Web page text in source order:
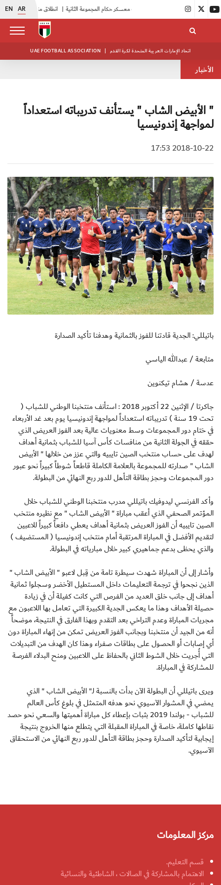
EN AR انطلاق منافسات بطولة النخبة لحرس الرئاسة |
UAE FOOTBALL ASSOCIATION | اتحاد الإمارات العربية المتحدة لكرة القدم
الأخبار
" الأبيض الشاب " يستأنف تدريباته استعداداً
لمواجهة إندونيسيا
2018-10-22 17:53
باتيللي: الجدية قادتنا للفوز بالثمانية وهدفنا تأكيد الصدارة
متابعة / عبدالله الياسي
عدسة / هشام تيكنوين
جاكرتا / الإثنين 22 أكتوبر 2018 : استأنف منتخبنا الوطني للشباب (
تحت 19 سنة ) تدريباته استعداداً لمواجهة إندونيسيا يوم بعد غد الأربعاء
في ختام دور المجموعات وسط معنويات عالية بعد الفوز العريض الذي
حققه في الجولة الثانية من منافسات كأس آسيا للشباب بثمانية أهداف
لهدف على حساب منتخب الصين تايبيه والتي عزز من خلالها " الأبيض
الشاب " صدارته للمجموعة بالعلامة الكاملة قاطعاً شوطاً كبيراً نحو عبور
دور المجموعات وحجز بطاقة التأهل للدور ربع النهائي من البطولة.
وأكد الفرنسي ليدوفيك باتيللي مدرب منتخبنا الوطني للشباب خلال
المؤتمر الصحفي الذي أعقب مباراة " الأبيض الشاب " مع نظيره منتخب
الصين تايبيه أن الفوز العريض بثمانية أهداف يعطي دافعاً كبيراً للاعبين
لتقديم الأفضل في المباراة المرتقبة أمام منتخب إندونيسيا ( المستضيف )
والذي يحظى بدعم جماهيري كبير خلال مبارياته في البطولة.
وأشار إلى أن المباراة شهدت سيطرة تامة من قِبل لاعبو " الأبيض الشاب "
الذين نجحوا في ترجمة التعليمات داخل المستطيل الأخضر وسجلوا ثمانية
أهداف إلى جانب خلق العديد من الفرص التي كانت كفيلة أن في زيادة
حصيلة الأهداف وهذا ما يعكس الجدية الكبيرة التي تعامل بها اللاعبون مع
مجريات المباراة وعدم التراخي بعد التقدم وبهذا الفارق في النتيجة، موضحاً
أنه من الجيد أن منتخبنا وبجانب الفوز العريض تمكن من إنهاء المباراة دون
أي إصابات أو الحصول على بطاقات صفراء وهذا كان الهدف من التبديلات
التي أُجريت خلال الشوط الثاني بالحفاظ على اللاعبين ومنح البدلاء الفرصة
للمشاركة في المباراة.
ويرى باتيللي أن البطولة الآن بدأت بالنسبة لـ" الأبيض الشاب " الذي
يمضي في المشوار الآسيوي نحو هدفه المتمثل في بلوغ كأس العالم
للشباب - بولندا 2019 بثبات بإعطاء كل مباراة أهميتها والسعي نحو حصد
نقاطها كاملة، خاصة في المباراة المقبلة التي يتطلع منها الخروج بنتيجة
إيجابية لتأكيد الصدارة وحجز بطاقة التأهل للدور ربع النهائي من الاستحقاق
الآسيوي.
مركز المعلومات
قسم التعليم.
الاهتمام بالمشاركة في الصالات ، الشاطئية والنسائية